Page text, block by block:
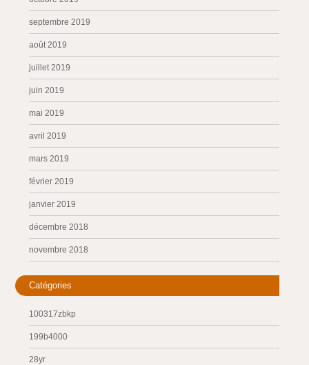
septembre 2019
août 2019
juillet 2019
juin 2019
mai 2019
avril 2019
mars 2019
février 2019
janvier 2019
décembre 2018
novembre 2018
Catégories
100317zbkp
199b4000
28yr